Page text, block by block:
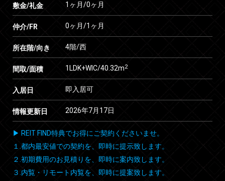
敷金/礼金 1ヶ月/0ヶ月
仲介/FR 0ヶ月/1ヶ月
所在階/向き 4階/西
間取/面積 1LDK+WIC/40.32m2
入居日 即入居可
情報更新日 2026年7月17日
▶ REIT FIND特典でお得にご契約くださいませ。
１.都内最安値での契約を、即時に提示致します。
２.初期費用のお見積りを、即時に案内致します。
３.内覧・リモート内覧を、即時に提案致します。